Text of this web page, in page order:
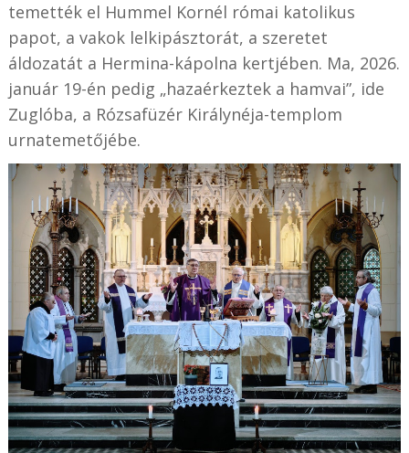
temették el Hummel Kornél római katolikus
papot, a vakok lelkipásztorát, a szeretet
áldozatát a Hermina-kápolna kertjében. Ma, 2026.
január 19-én pedig „hazaérkeztek a hamvai”, ide
Zuglóba, a Rózsafüzér Királynéja-templom
urnatemetőjébe.